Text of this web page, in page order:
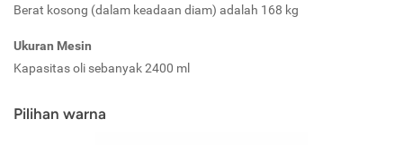
Berat kosong (dalam keadaan diam) adalah 168 kg
Ukuran Mesin
Kapasitas oli sebanyak 2400 ml
Pilihan warna